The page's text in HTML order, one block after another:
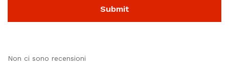
Non ci sono recensioni